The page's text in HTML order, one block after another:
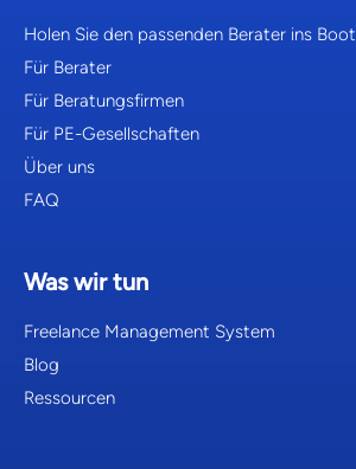
Holen Sie den passenden Berater ins Boot
Für Berater
Für Beratungsfirmen
Für PE-Gesellschaften
Über uns
FAQ
Was wir tun
Freelance Management System
Blog
Ressourcen